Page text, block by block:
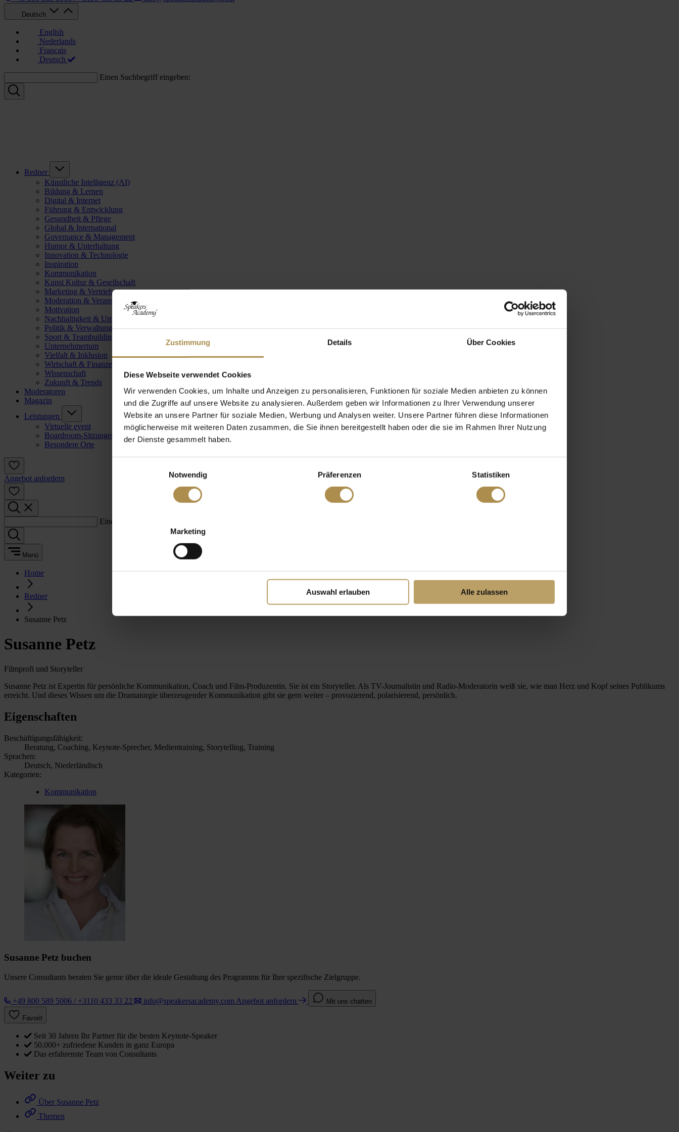
Zustimmung Details Über Cookies
Diese Webseite verwendet Cookies
Wir verwenden Cookies, um Inhalte und Anzeigen zu personalisieren, Funktionen für soziale Medien anbieten zu können
und die Zugriffe auf unsere Website zu analysieren. Außerdem geben wir Informationen zu Ihrer Verwendung unserer
Website an unsere Partner für soziale Medien, Werbung und Analysen weiter. Unsere Partner führen diese Informationen
möglicherweise mit weiteren Daten zusammen, die Sie ihnen bereitgestellt haben oder die sie im Rahmen Ihrer Nutzung
der Dienste gesammelt haben.
Notwendig
Präferenzen Statistiken
Marketing
Auswahl erlauben Alle zulassen
Deutsch
English
Nederlands
Français
Deutsch
Einen Suchbegriff eingeben:
Redner
Künstliche Intelligenz (AI)
Bildung & Lernen
Digital & Internet
Führung & Entwicklung
Gesundheit & Pflege
Global & International
Governance & Management
Humor & Unterhaltung
Innovation & Technologie
Inspiration
Kommunikation
Kunst Kultur & Gesellschaft
Marketing & Vertrieb
Moderation & Veranstaltungsleitung
Motivation
Nachhaltigkeit & Umwelt
Politik & Verwaltung
Sport & Teambuilding
Unternehmertum
Vielfalt & Inklusion
Wirtschaft & Finanzen
Wissenschaft
Zukunft & Trends
Moderatoren
Magazin
Leistungen
Virtuelle event
Boardroom-Sitzungen
Besondere Orte
Angebot anfordern
Einen Suchbegriff eingeben:
Menü
Home
Redner
Susanne Petz
Susanne Petz
Filmprofi und Storyteller
Susanne Petz ist Expertin für persönliche Kommunikation, Coach und Film-Produzentin. Sie ist ein Storyteller. Als TV-Journalistin und Radio-Moderatorin weiß sie, wie man Herz und Kopf seines Publikums
erreicht. Und dieses Wissen um die Dramaturgie überzeugender Kommunikation gibt sie gern weiter – provozierend, polarisierend, persönlich.
Eigenschaften
Beschäftigungsfähigkeit:
Beratung, Coaching, Keynote-Sprecher, Medientraining, Storytelling, Training
Sprachen:
Deutsch, Niederländisch
Kategorien:
Kommunikation
Susanne Petz buchen
Unsere Consultants beraten Sie gerne über die ideale Gestaltung des Programms für Ihre spezifische Zielgruppe.
+49 800 589 5006 / +3110 433 33 22 info@speakersacademy.com Angebot anfordern Mit uns chatten
Favorit
Seit 30 Jahren Ihr Partner für die besten Keynote-Speaker
50.000+ zufriedene Kunden in ganz Europa
Das erfahrenste Team von Consultants
Weiter zu
Über Susanne Petz
Themen